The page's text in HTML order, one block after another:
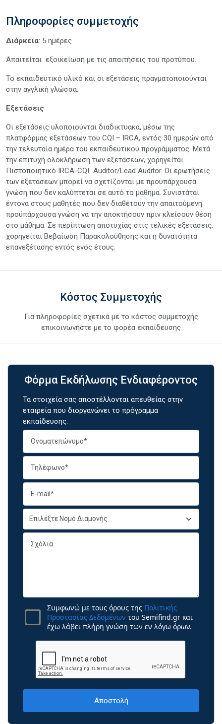
Πληροφορίες συμμετοχής
Διάρκεια: 5 ημέρες
Aπαιτείται εξοικείωση με τις απαιτήσεις του προτύπου.
Το εκπαιδευτικό υλικό και οι εξετάσεις πραγματοποιούνται
στην αγγλική γλώσσα.
Εξετάσεις
Οι εξετάσεις υλοποιούνται διαδικτυακά, μέσω της
πλατφόρμας εξετάσεων του CQI – IRCA, εντός 30 ημερών από
την τελευταία ημέρα του εκπαιδευτικού προγράμματος. Μετά
την επιτυχή ολοκλήρωση των εξετάσεων, χορηγείται
Πιστοποιητικό IRCA-CQI Auditor/Lead Auditor. Οι ερωτήσεις
των εξετάσεων μπορεί να σχετίζονται με προϋπάρχουσα
γνώση που δεν καλύπτεται σε αυτό το μάθημα. Συνιστάται
έντονα στους μαθητές που δεν διαθέτουν την απαιτούμενη
προϋπάρχουσα γνώση να την αποκτήσουν πριν κλείσουν θέση
στο μάθημα. Σε περίπτωση αποτυχίας στις τελικές εξετάσεις,
χορηγείται Βεβαίωση Παρακολούθησης και η δυνατότητα
επανεξέτασης εντός ενός έτους.
Κόστος Συμμετοχής
Για πληροφορίες σχετικά με το κόστος συμμετοχής
επικοινωνήστε με το φορέα εκπαίδευσης
Φόρμα Εκδήλωσης Ενδιαφέροντος
Τα στοιχεία σας αποστέλλονται απευθείας στην
εταιρεία που διοργανώνει το πρόγραμμα
εκπαίδευσης.
Συμφωνώ με τους όρους της Πολιτικής
Προστασίας Δεδομένων του Semifind.gr και
έχω λάβει πλήρη γνώση των εν λόγω όρων.